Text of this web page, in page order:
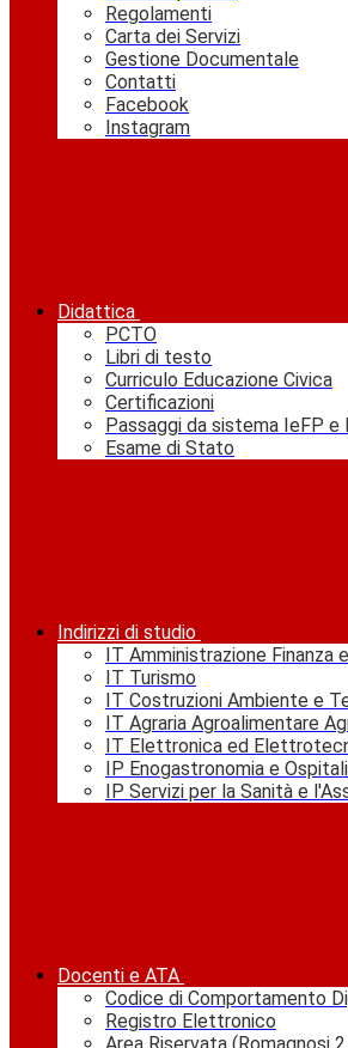
Regolamenti
Carta dei Servizi
Gestione Documentale
Contatti
Facebook
Instagram
Didattica
PCTO
Libri di testo
Curriculo Educazione Civica
Certificazioni
Passaggi da sistema IeFP e
Esame di Stato
Indirizzi di studio
IT Amministrazione Finanza
IT Turismo
IT Costruzioni Ambiente e
IT Agraria Agroalimentare
IT Elettronica ed
IP Enogastronomia e
IP Servizi per la Sanità e
Docenti e ATA
Codice di Comportamento
Registro Elettronico